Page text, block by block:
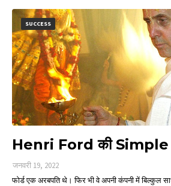
SUCCESS
Henri Ford की
जनवरी 19, 2022
फोर्ड एक अरबपति थे। फिर भी वे अपनी कंपनी में बिल्कुल